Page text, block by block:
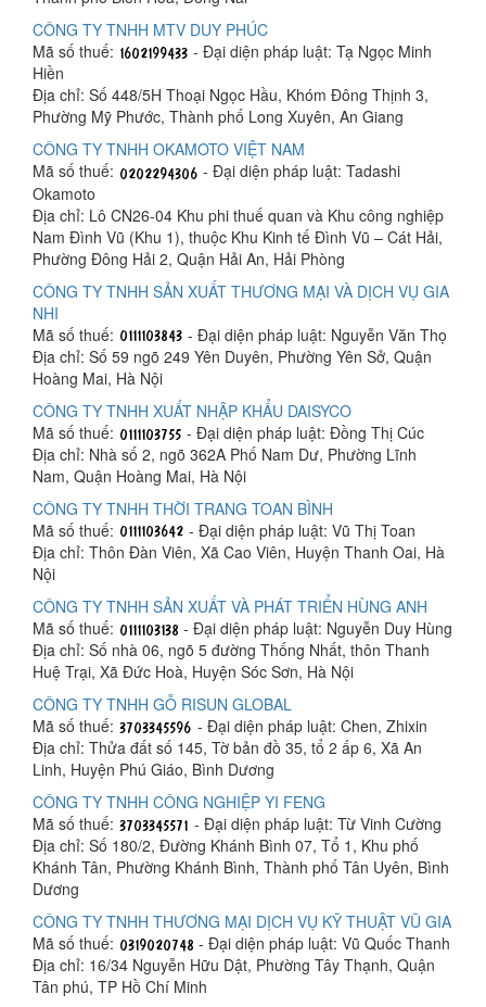
CÔNG TY TNHH MTV DUY PHÚC
Mã số thuế:
- Đại diện pháp luật: Tạ Ngọc Minh
Hiền
Địa chỉ: Số 448/5H Thoại Ngọc Hầu, Khóm Đông Thịnh 3,
Phường Mỹ Phước, Thành phố Long Xuyên, An Giang
CÔNG TY TNHH OKAMOTO VIỆT NAM
Mã số thuế:
- Đại diện pháp luật: Tadashi
Okamoto
Địa chỉ: Lô CN26-04 Khu phi thuế quan và Khu công nghiệp
Nam Đình Vũ (Khu 1), thuộc Khu Kinh tế Đình Vũ – Cát Hải,
Phường Đông Hải 2, Quận Hải An, Hải Phòng
CÔNG TY TNHH SẢN XUẤT THƯƠNG MẠI VÀ DỊCH VỤ GIA
NHI
Mã số thuế:
- Đại diện pháp luật: Nguyễn Văn Thọ
Địa chỉ: Số 59 ngõ 249 Yên Duyên, Phường Yên Sở, Quận
Hoàng Mai, Hà Nội
CÔNG TY TNHH XUẤT NHẬP KHẨU DAISYCO
Mã số thuế:
- Đại diện pháp luật: Đồng Thị Cúc
Địa chỉ: Nhà số 2, ngõ 362A Phố Nam Dư, Phường Lĩnh
Nam, Quận Hoàng Mai, Hà Nội
CÔNG TY TNHH THỜI TRANG TOAN BÌNH
Mã số thuế:
- Đại diện pháp luật: Vũ Thị Toan
Địa chỉ: Thôn Đàn Viên, Xã Cao Viên, Huyện Thanh Oai, Hà
Nội
CÔNG TY TNHH SẢN XUẤT VÀ PHÁT TRIỂN HÙNG ANH
Mã số thuế:
- Đại diện pháp luật: Nguyễn Duy Hùng
Địa chỉ: Số nhà 06, ngõ 5 đường Thống Nhất, thôn Thanh
Huệ Trại, Xã Đức Hoà, Huyện Sóc Sơn, Hà Nội
CÔNG TY TNHH GỖ RISUN GLOBAL
Mã số thuế:
- Đại diện pháp luật: Chen, Zhixin
Địa chỉ: Thửa đất số 145, Tờ bản đồ 35, tổ 2 ấp 6, Xã An
Linh, Huyện Phú Giáo, Bình Dương
CÔNG TY TNHH CÔNG NGHIỆP YI FENG
Mã số thuế:
- Đại diện pháp luật: Từ Vinh Cường
Địa chỉ: Số 180/2, Đường Khánh Bình 07, Tổ 1, Khu phố
Khánh Tân, Phường Khánh Bình, Thành phố Tân Uyên, Bình
Dương
CÔNG TY TNHH THƯƠNG MẠI DỊCH VỤ KỸ THUẬT VŨ GIA
Mã số thuế:
- Đại diện pháp luật: Vũ Quốc Thanh
Địa chỉ: 16/34 Nguyễn Hữu Dật, Phường Tây Thạnh, Quận
Tân phú, TP Hồ Chí Minh